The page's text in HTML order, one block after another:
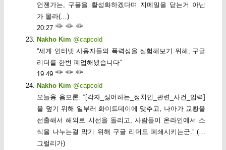
언젠가는, 구플을 활성화하겠다며 지메일을 닫는거 아닌
가 몰라(…)
20:27
Nakho Kim @capcold
“세계 인터넷 사용자들의 폭력성을 실험해보기 위해, 구글
리더를 한번 폐업해봤습니다”
19:49
Nakho Kim @capcold
오늘용 음모론: “[각자_싫어하는_정치인_관련_사건_입력]
을 덮기 위해 일부러 화이트데이에 맞추고, 나아가 교황을
선출해서 해외로 시선을 돌리고, 사람들이 온라인에서 소
식을 나누는걸 막기 위해 구글 리더도 폐쇄시키는군.” (…
그럴리가)